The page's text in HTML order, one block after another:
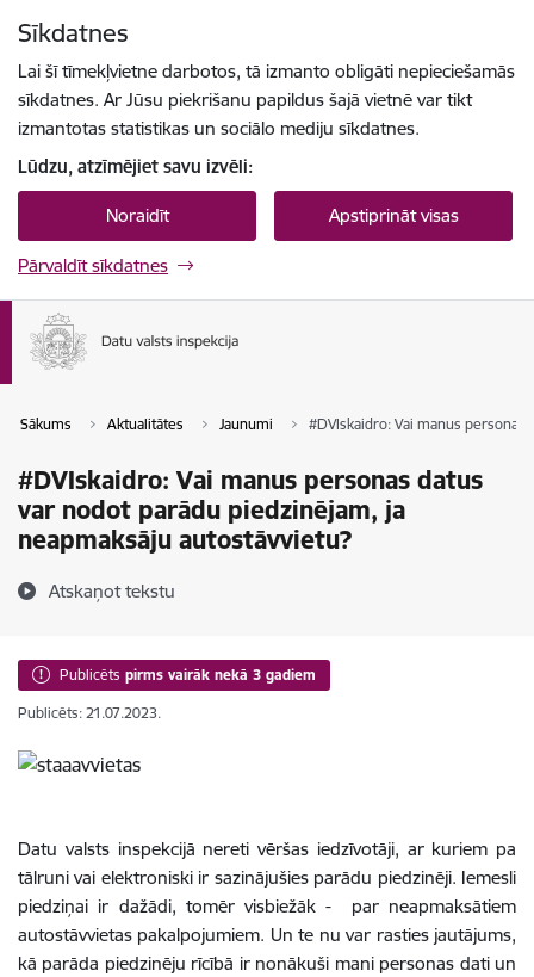
Sīkdatnes
Lai šī tīmekļvietne darbotos, tā izmanto obligāti nepieciešamās
sīkdatnes. Ar Jūsu piekrišanu papildus šajā vietnē var tikt
izmantotas statistikas un sociālo mediju sīkdatnes.
Lūdzu, atzīmējiet savu izvēli:
Noraidīt Apstiprināt visas
Pārvaldīt sīkdatnes
Sākums Aktualitātes Jaunumi #DVIskaidro: Vai manus
#DVIskaidro: Vai manus personas datus
var nodot parādu piedzinējam, ja
neapmaksāju autostāvvietu?
Atskaņot tekstu
Publicēts pirms vairāk nekā 3 gadiem
Publicēts: 21.07.2023.
Datu valsts inspekcijā nereti vēršas iedzīvotāji, ar kuriem pa
tālruni vai elektroniski ir sazinājušies parādu piedzinēji. Iemesli
piedziņai ir dažādi, tomēr visbiežāk - par neapmaksātiem
autostāvvietas pakalpojumiem. Un te nu var rasties jautājums,
kā parāda piedzinēju rīcībā ir nonākuši mani personas dati un